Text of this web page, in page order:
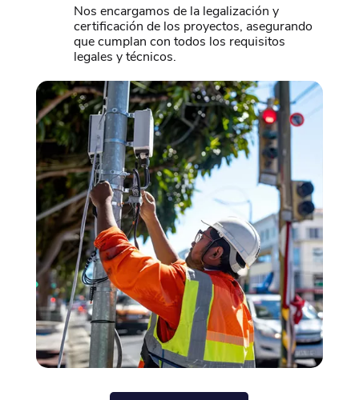
Nos encargamos de la legalización y
certificación de los proyectos, asegurando
que cumplan con todos los requisitos
legales y técnicos.